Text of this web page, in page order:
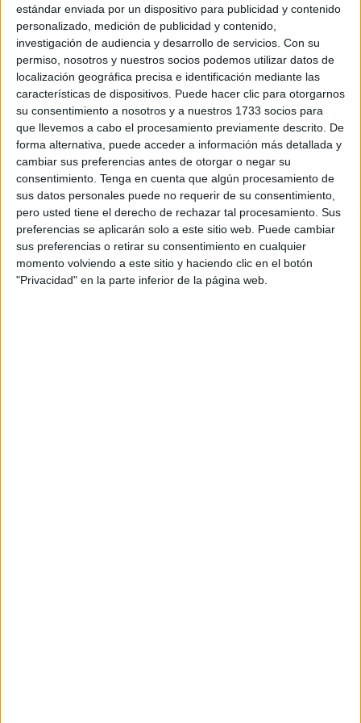
estándar enviada por un dispositivo para publicidad y contenido
personalizado, medición de publicidad y contenido,
investigación de audiencia y desarrollo de servicios. Con su
permiso, nosotros y nuestros socios podemos utilizar datos de
localización geográfica precisa e identificación mediante las
características de dispositivos. Puede hacer clic para otorgarnos
su consentimiento a nosotros y a nuestros 1733 socios para
que llevemos a cabo el procesamiento previamente descrito. De
forma alternativa, puede acceder a información más detallada y
cambiar sus preferencias antes de otorgar o negar su
consentimiento. Tenga en cuenta que algún procesamiento de
sus datos personales puede no requerir de su consentimiento,
pero usted tiene el derecho de rechazar tal procesamiento. Sus
preferencias se aplicarán solo a este sitio web. Puede cambiar
sus preferencias o retirar su consentimiento en cualquier
momento volviendo a este sitio y haciendo clic en el botón
"Privacidad" en la parte inferior de la página web.
dará el pistoletazo de salida estedomingo a las 16:15
horasen elestadio Alfonso Murube.
El dos equipos recién ascendidos se cruzarán en un duelo
que será clave para que sigan cumpliendo sus respectivos
objetivos en la categoría de plata.
El encuentro se retransmitirá a través de diferentes
canales:DAZN (Plan Fútbol), Movistar Plus+, Canal
LALIGA TV Hypermotionmediante múltiples operarios
comoOrange, Vodafone, Amazon Prime y DIGI TV con
su Pack Deportes, en el que tendrán acceso a todos los
partidos en sus canales LALIGA TV HYPERMOTION 1, 2,
3.